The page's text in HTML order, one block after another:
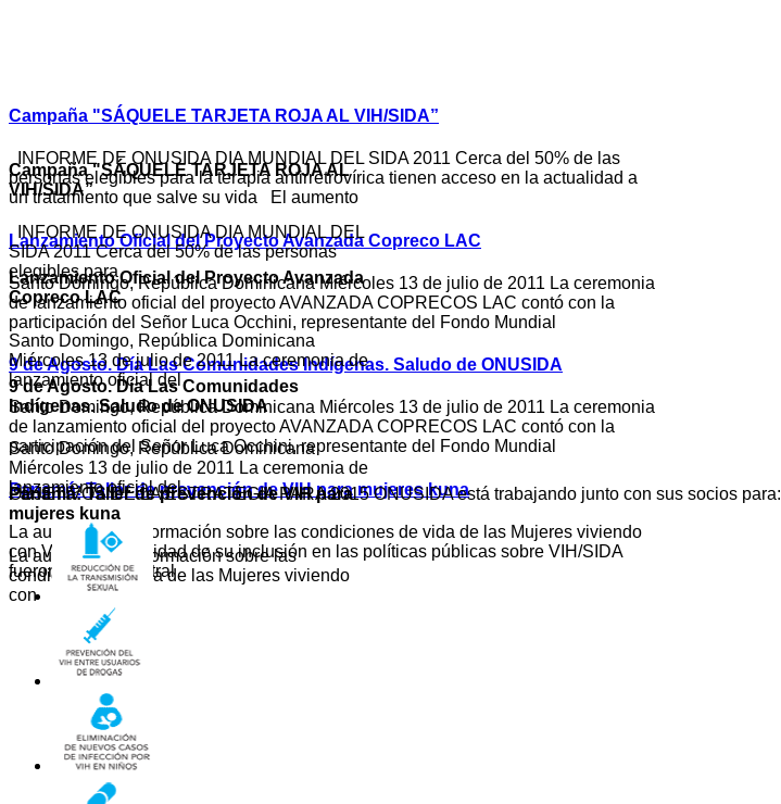
Campaña "SÁQUELE TARJETA ROJA AL VIH/SIDA”
INFORME DE ONUSIDA DIA MUNDIAL DEL SIDA 2011 Cerca del 50% de las
personas elegibles para la terapia antirretrovírica tienen acceso en la actualidad a
un tratamiento que salve su vida El aumento
Lanzamiento Oficial del Proyecto Avanzada Copreco LAC
Santo Domingo, República Dominicana Miércoles 13 de julio de 2011 La ceremonia
de lanzamiento oficial del proyecto AVANZADA COPRECOS LAC contó con la
participación del Señor Luca Occhini, representante del Fondo Mundial
9 de Agosto. Día Las Comunidades Indígenas. Saludo de ONUSIDA
Santo Domingo, República Dominicana Miércoles 13 de julio de 2011 La ceremonia
de lanzamiento oficial del proyecto AVANZADA COPRECOS LAC contó con la
participación del Señor Luca Occhini, representante del Fondo Mundial
Panamá: Taller de prevención de VIH para mujeres kuna
La ausencia de información sobre las condiciones de vida de las Mujeres viviendo
con VIH y la necesidad de su inclusión en las políticas públicas sobre VIH/SIDA
fueron el tema central
Campaña "SÁQUELE TARJETA ROJA AL
VIH/SIDA”
INFORME DE ONUSIDA DIA MUNDIAL DEL
SIDA 2011 Cerca del 50% de las personas
elegibles para
Lanzamiento Oficial del Proyecto Avanzada
Copreco LAC
Santo Domingo, República Dominicana
Miércoles 13 de julio de 2011 La ceremonia de
lanzamiento oficial del
9 de Agosto. Día Las Comunidades
Indígenas. Saludo de ONUSIDA
Santo Domingo, República Dominicana
Miércoles 13 de julio de 2011 La ceremonia de
lanzamiento oficial del
Panamá: Taller de prevención de VIH para
mujeres kuna
La ausencia de información sobre las
condiciones de vida de las Mujeres viviendo
con
OBJETIVOS DE LA ESTRATEGIA PARA 2015ONUSIDA está trabajando junto con sus socios para: